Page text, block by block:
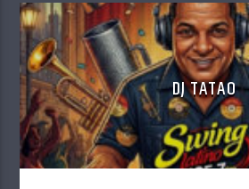
Formado en ciencias de la
de cine, trabaja en diversos
cinematográficos y televisivos,
director, guionista y actor. Entre
notables se encuentran la
Guardián de las Aguas» y la
Culpable». Pionero en la radio y la música, fundó el
grupo Razzia y participó en la
DJ TATAO